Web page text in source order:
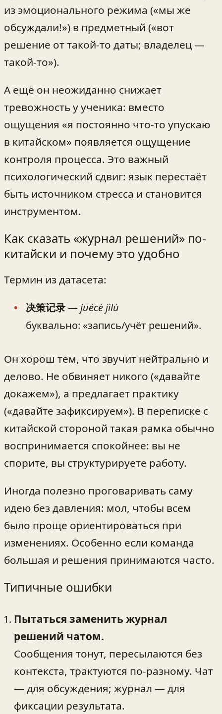
из эмоционального режима («мы же
обсуждали!») в предметный («вот
решение от такой-то даты; владелец —
такой-то»).
А ещё он неожиданно снижает
тревожность у ученика: вместо
ощущения «я постоянно что-то упускаю
в китайском» появляется ощущение
контроля процесса. Это важный
психологический сдвиг: язык перестаёт
быть источником стресса и становится
инструментом.
Как сказать «журнал решений» по-
китайски и почему это удобно
Термин из датасета:
决策记录—juécè jìlù
буквально: «запись/учёт решений».
Он хорош тем, что звучит нейтрально и
делово. Не обвиняет никого («давайте
докажем»), а предлагает практику
(«давайте зафиксируем»). В переписке с
китайской стороной такая рамка обычно
воспринимается спокойнее: вы не
спорите, вы структурируете работу.
Иногда полезно проговаривать саму
идею без давления: мол, чтобы всем
было проще ориентироваться при
изменениях. Особенно если команда
большая и решения принимаются часто.
Типичные ошибки
Пытаться заменить журнал
решений чатом.
Сообщения тонут, пересылаются без
контекста, трактуются по-разному. Чат
— для обсуждения; журнал — для
фиксации результата.